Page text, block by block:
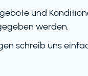
und
werden.
schreib uns